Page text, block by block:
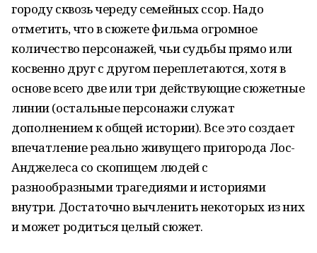
городу сквозь череду семейных ссор. Надо
отметить, что в сюжете фильма огромное
количество персонажей, чьи судьбы прямо или
косвенно друг с другом переплетаются, хотя в
основе всего две или три действующие сюжетные
линии (остальные персонажи служат
дополнением к общей истории). Все это создает
впечатление реально живущего пригорода Лос-
Анджелеса со скопищем людей с
разнообразными трагедиями и историями
внутри. Достаточно вычленить некоторых из них
и может родиться целый сюжет.